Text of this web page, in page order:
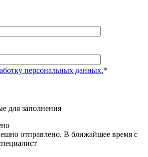
персональных данных.*
для заполнения
отправлено. В ближайшее время с